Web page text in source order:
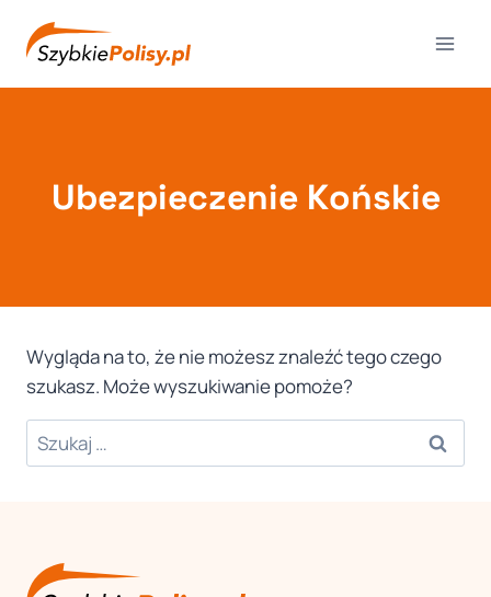
Ubezpieczenie Końskie
Wygląda na to, że nie możesz znaleźć tego czego
szukasz. Może wyszukiwanie pomoże?
Szukaj: